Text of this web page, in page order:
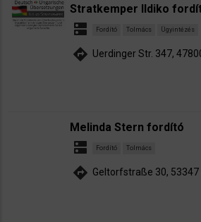
Stratkemper Ildiko
dns Fordító Tolmács Ügyintézés
directions Uerdinger Str. 347,
Melinda Stern fordító
dns Fordító Tolmács
directions Geltorfstraße 30,